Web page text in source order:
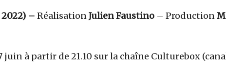
– RéalisationJulien Faustino – Production
juin à partir de 21.10 sur la chaîne Culturebox